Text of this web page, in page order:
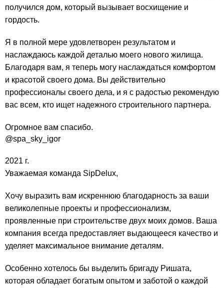
получился дом, который вызывает восхищение и
гордость.
Я в полной мере удовлетворен результатом и
наслаждаюсь каждой деталью моего нового жилища.
Благодаря вам, я теперь могу наслаждаться комфортом
и красотой своего дома. Вы действительно
профессионалы своего дела, и я с радостью рекомендую
вас всем, кто ищет надежного строительного партнера.
Огромное вам спасибо.
@spa_sky_igor
2021 г.
Уважаемая команда SipDelux,
Хочу выразить вам искреннюю благодарность за ваши
великолепные проекты и профессионализм,
проявленные при строительстве двух моих домов. Ваша
компания всегда предоставляет выдающееся качество и
уделяет максимальное внимание деталям.
Особенно хотелось бы выделить бригаду Ришата,
которая обладает богатым опытом и заботой о каждой